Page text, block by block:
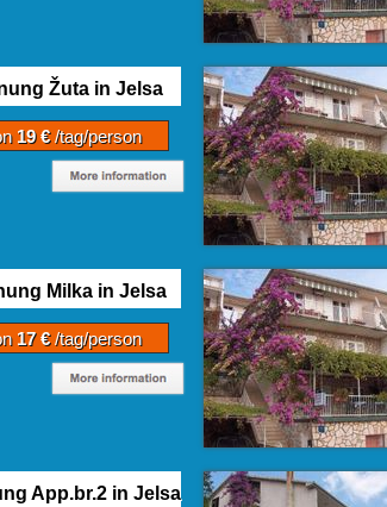
Žuta in Jelsa
19 €/tag/person
Milka in Jelsa
17 €/tag/person
App.br.2 in Jelsa